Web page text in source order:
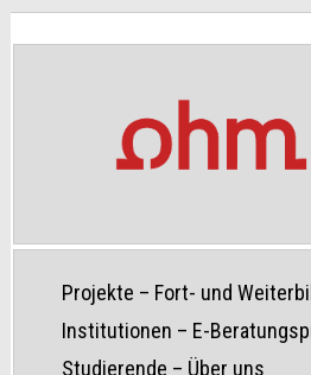
Projekte – Fort- und
Institutionen – E-
Studierende – Über uns